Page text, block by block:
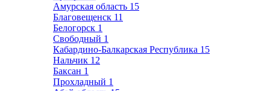
Амурская область 15
Благовещенск 11
Белогорск 1
Свободный 1
Кабардино-Балкарская Республика 15
Нальчик 12
Баксан 1
Прохладный 1